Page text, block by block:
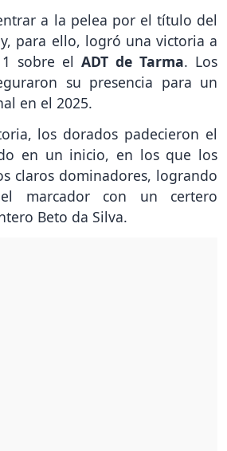
a la pelea por el título del
y, para ello, logró una victoria a
sobre el ADT de Tarma. Los
su presencia para un
en el 2025.
los dorados padecieron el
en un inicio, en los que los
claros dominadores, logrando
marcador con un certero
Beto da Silva.